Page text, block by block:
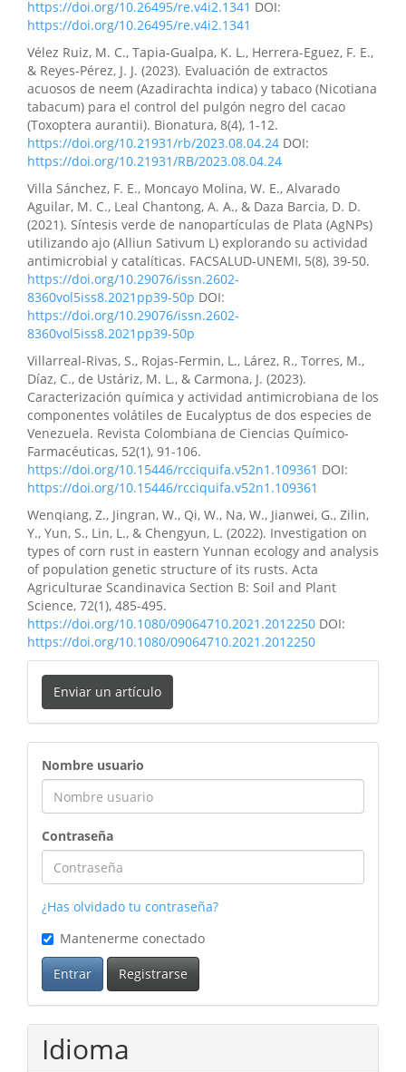
https://doi.org/10.26495/re.v4i2.1341 DOI:
https://doi.org/10.26495/re.v4i2.1341
Vélez Ruiz, M. C., Tapia-Gualpa, K. L., Herrera-Eguez, F. E.,
& Reyes-Pérez, J. J. (2023). Evaluación de extractos
acuosos de neem (Azadirachta indica) y tabaco (Nicotiana
tabacum) para el control del pulgón negro del cacao
(Toxoptera aurantii). Bionatura, 8(4), 1-12.
https://doi.org/10.21931/rb/2023.08.04.24 DOI:
https://doi.org/10.21931/RB/2023.08.04.24
Villa Sánchez, F. E., Moncayo Molina, W. E., Alvarado
Aguilar, M. C., Leal Chantong, A. A., & Daza Barcia, D. D.
(2021). Síntesis verde de nanopartículas de Plata (AgNPs)
utilizando ajo (Alliun Sativum L) explorando su actividad
antimicrobial y catalíticas. FACSALUD-UNEMI, 5(8), 39-50.
https://doi.org/10.29076/issn.2602-
8360vol5iss8.2021pp39-50p DOI:
https://doi.org/10.29076/issn.2602-
8360vol5iss8.2021pp39-50p
Villarreal-Rivas, S., Rojas-Fermin, L., Lárez, R., Torres, M.,
Díaz, C., de Ustáriz, M. L., & Carmona, J. (2023).
Caracterización química y actividad antimicrobiana de los
componentes volátiles de Eucalyptus de dos especies de
Venezuela. Revista Colombiana de Ciencias Químico-
Farmacéuticas, 52(1), 91-106.
https://doi.org/10.15446/rcciquifa.v52n1.109361 DOI:
https://doi.org/10.15446/rcciquifa.v52n1.109361
Wenqiang, Z., Jingran, W., Qi, W., Na, W., Jianwei, G., Zilin,
Y., Yun, S., Lin, L., & Chengyun, L. (2022). Investigation on
types of corn rust in eastern Yunnan ecology and analysis
of population genetic structure of its rusts. Acta
Agriculturae Scandinavica Section B: Soil and Plant
Science, 72(1), 485-495.
https://doi.org/10.1080/09064710.2021.2012250 DOI:
https://doi.org/10.1080/09064710.2021.2012250
Enviar un artículo
ingreso
Nombre usuario
Contraseña
¿Has olvidado tu contraseña?
Mantenerme conectado
Entrar Registrarse
Idioma